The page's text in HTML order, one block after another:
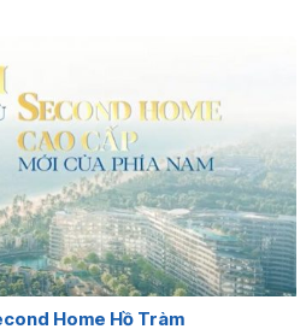
Home Hồ Tràm